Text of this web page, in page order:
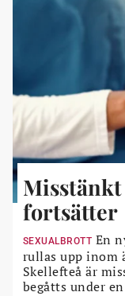
fortsätter
SEXUALBROTT En
rullas upp inom
Skellefteå är
begåtts under